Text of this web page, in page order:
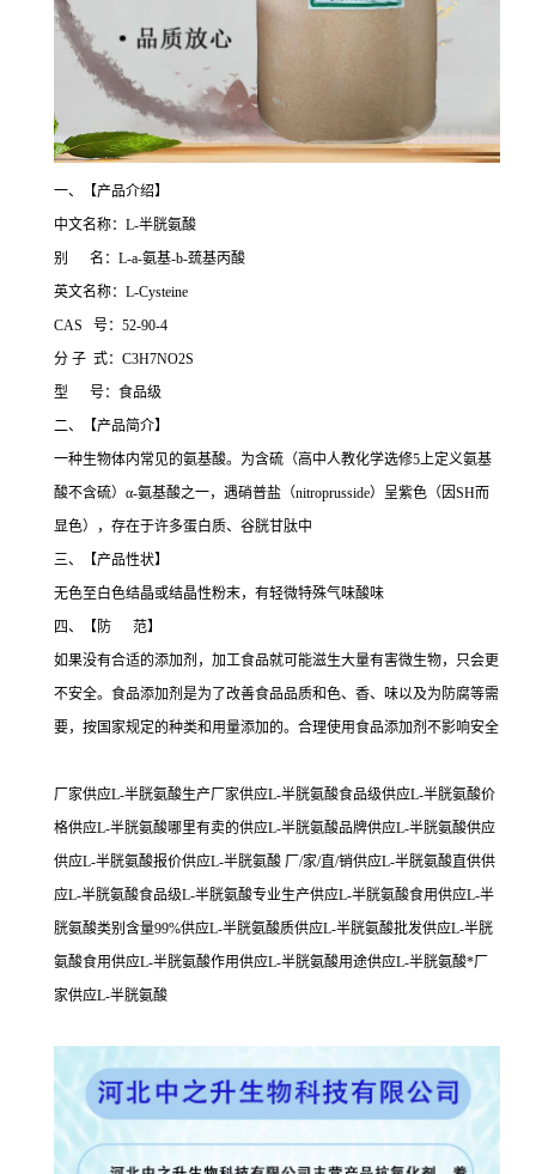
一、【产品介绍】
中文名称：L-半胱氨酸
别 名：L-а-氨基-b-巯基丙酸
英文名称：L-Cysteine
CAS 号：52-90-4
分 子 式：C3H7NO2S
型 号：食品级
二、【产品简介】
一种生物体内常见的氨基酸。为含硫（高中人教化学选修5上定义氨基
酸不含硫）α-氨基酸之一，遇硝普盐（nitroprusside）呈紫色（因SH而
显色），存在于许多蛋白质、谷胱甘肽中
三、【产品性状】
无色至白色结晶或结晶性粉末，有轻微特殊气味酸味
四、【防 范】
如果没有合适的添加剂，加工食品就可能滋生大量有害微生物，只会更
不安全。食品添加剂是为了改善食品品质和色、香、味以及为防腐等需
要，按国家规定的种类和用量添加的。合理使用食品添加剂不影响安全
厂家供应L-半胱氨酸生产厂家供应L-半胱氨酸食品级供应L-半胱氨酸价
格供应L-半胱氨酸哪里有卖的供应L-半胱氨酸品牌供应L-半胱氨酸供应
供应L-半胱氨酸报价供应L-半胱氨酸 厂/家/直/销供应L-半胱氨酸直供供
应L-半胱氨酸食品级L-半胱氨酸专业生产供应L-半胱氨酸食用供应L-半
胱氨酸类别含量99%供应L-半胱氨酸质供应L-半胱氨酸批发供应L-半胱
氨酸食用供应L-半胱氨酸作用供应L-半胱氨酸用途供应L-半胱氨酸*厂
家供应L-半胱氨酸